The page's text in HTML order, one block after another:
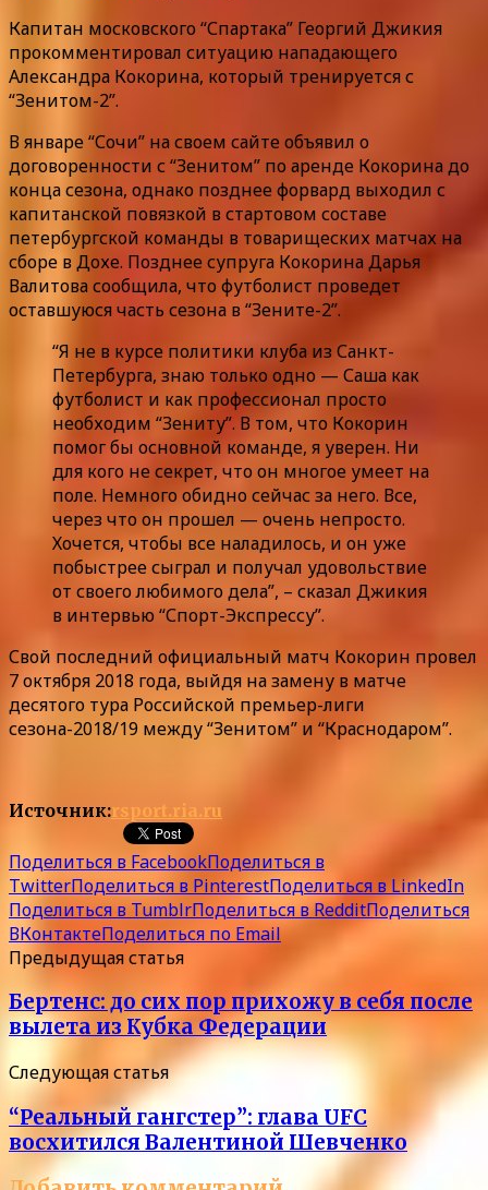
Капитан московского “Спартака” Георгий Джикия
прокомментировал ситуацию нападающего
Александра Кокорина, который тренируется с
“Зенитом-2”.
В январе “Сочи” на своем сайте объявил о
договоренности с “Зенитом” по аренде Кокорина до
конца сезона, однако позднее форвард выходил с
капитанской повязкой в стартовом составе
петербургской команды в товарищеских матчах на
сборе в Дохе. Позднее супруга Кокорина Дарья
Валитова сообщила, что футболист проведет
оставшуюся часть сезона в “Зените-2”.
“Я не в курсе политики клуба из Санкт-
Петербурга, знаю только одно — Саша как
футболист и как профессионал просто
необходим “Зениту”. В том, что Кокорин
помог бы основной команде, я уверен. Ни
для кого не секрет, что он многое умеет на
поле. Немного обидно сейчас за него. Все,
через что он прошел — очень непросто.
Хочется, чтобы все наладилось, и он уже
побыстрее сыграл и получал удовольствие
от своего любимого дела”, – сказал Джикия
в интервью “Спорт-Экспрессу”.
Свой последний официальный матч Кокорин провел
7 октября 2018 года, выйдя на замену в матче
десятого тура Российской премьер-лиги
сезона-2018/19 между “Зенитом” и “Краснодаром”.
Источник:rsport.ria.ru
Поделиться в FacebookПоделиться в
TwitterПоделиться в PinterestПоделиться в LinkedIn
Поделиться в TumblrПоделиться в RedditПоделиться
ВКонтактеПоделиться по Email
Предыдущая статья
Бертенс: до сих пор прихожу в себя после
вылета из Кубка Федерации
Следующая статья
“Реальный гангстер”: глава UFC
восхитился Валентиной Шевченко